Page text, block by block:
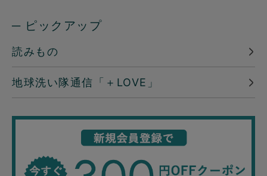
─ ピックアップ
読みもの
地球洗い隊通信「＋LOVE」